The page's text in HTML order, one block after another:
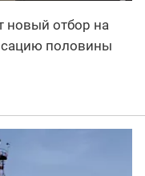
новый отбор на
половины